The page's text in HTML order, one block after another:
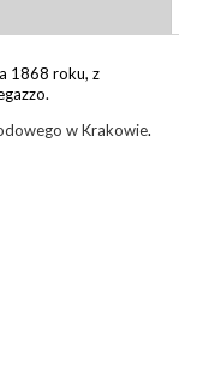
1868 roku, z
w Krakowie.